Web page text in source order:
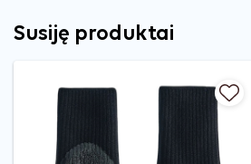
Susiję produktai